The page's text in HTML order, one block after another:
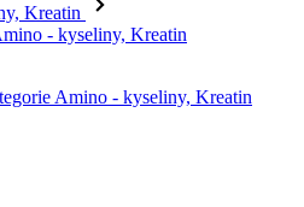
Kreatin
- kyseliny, Kreatin
Amino - kyseliny, Kreatin